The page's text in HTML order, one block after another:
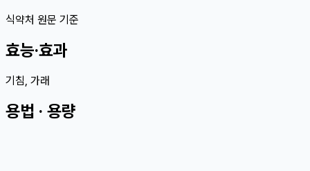
식약처 원문 기준
효능·효과
기침, 가래
용법 · 용량